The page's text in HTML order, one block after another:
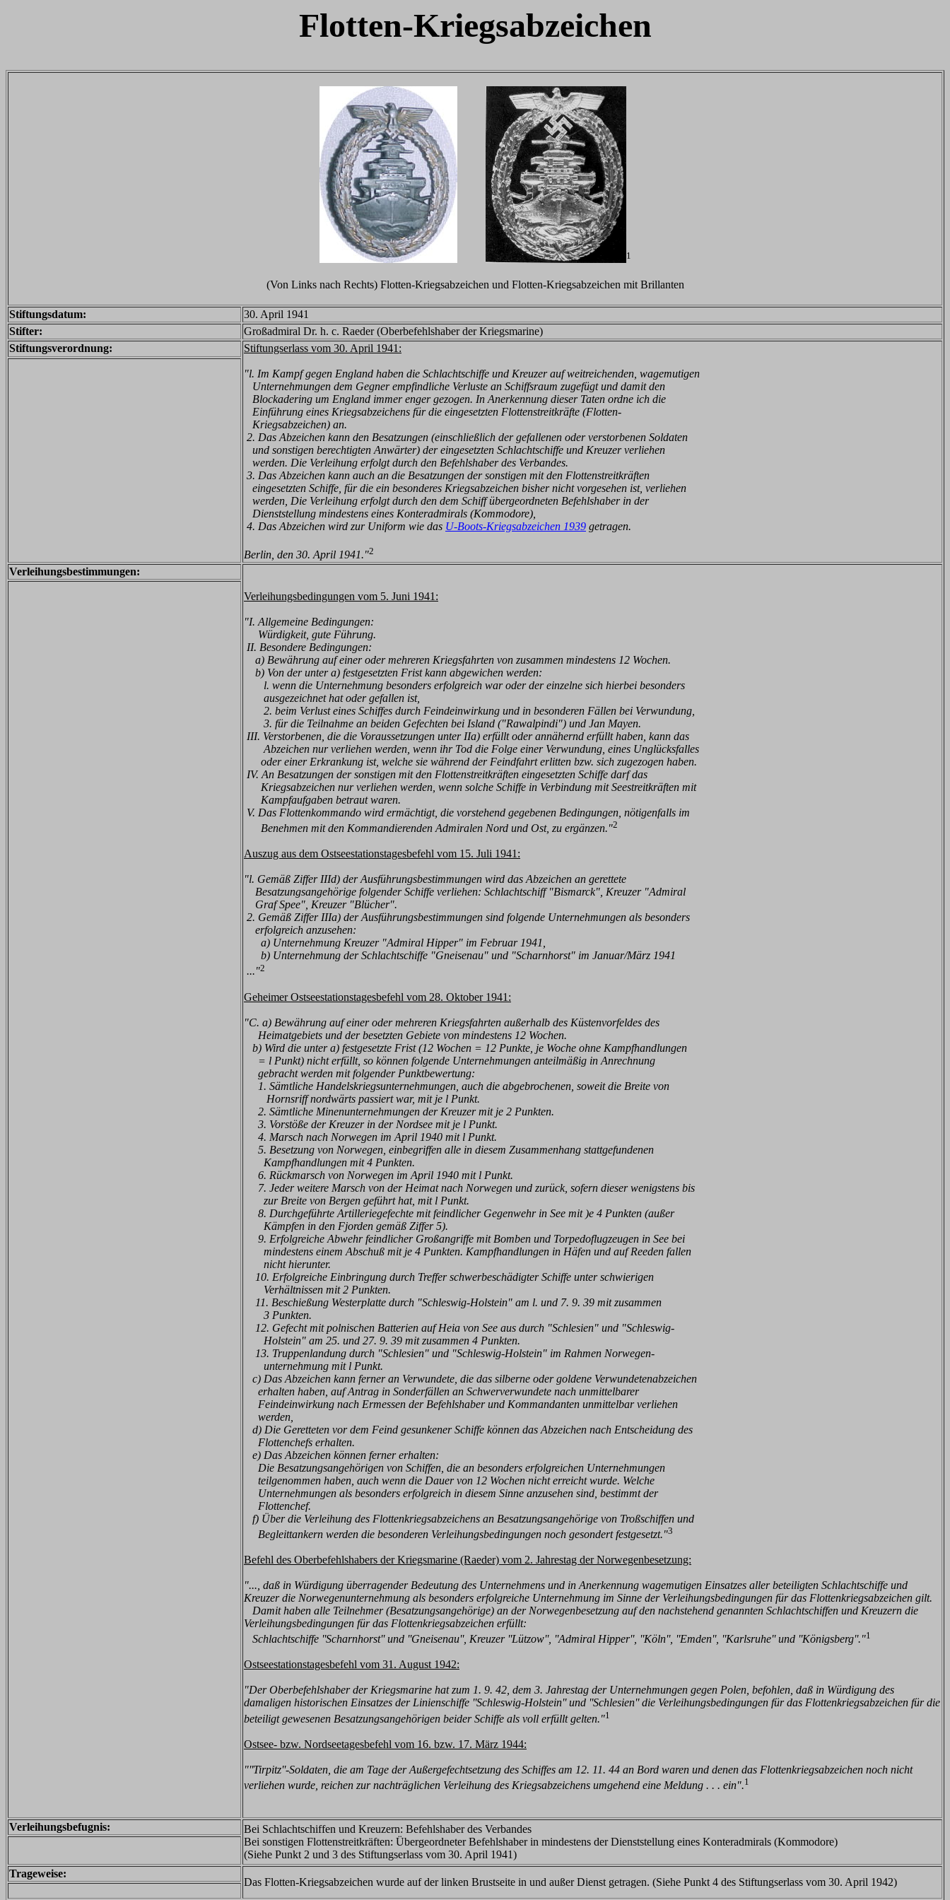
Flotten-Kriegsabzeichen
1
(Von Links nach Rechts) Flotten-Kriegsabzeichen und Flotten-Kriegsabzeichen mit Brillanten
Stiftungsdatum:
30. April 1941
Stifter:
Großadmiral Dr. h. c. Raeder (Oberbefehlshaber der Kriegsmarine)
Stiftungsverordnung:
Stiftungserlass vom 30. April 1941:
"l. Im Kampf gegen England haben die Schlachtschiffe und Kreuzer auf weitreichenden, wagemutigen
Unternehmungen dem Gegner empfindliche Verluste an Schiffsraum zugefügt und damit den
Blockadering um England immer enger gezogen. In Anerkennung dieser Taten ordne ich die
Einführung eines Kriegsabzeichens für die eingesetzten Flottenstreitkräfte (Flotten-
Kriegsabzeichen) an.
2. Das Abzeichen kann den Besatzungen (einschließlich der gefallenen oder verstorbenen Soldaten
und sonstigen berechtigten Anwärter) der eingesetzten Schlachtschiffe und Kreuzer verliehen
werden. Die Verleihung erfolgt durch den Befehlshaber des Verbandes.
3. Das Abzeichen kann auch an die Besatzungen der sonstigen mit den Flottenstreitkräften
eingesetzten Schiffe, für die ein besonderes Kriegsabzeichen bisher nicht vorgesehen ist, verliehen
werden, Die Verleihung erfolgt durch den dem Schiffübergeordneten Befehlshaber in der
Dienststellung mindestens eines Konteradmirals (Kommodore),
4. Das Abzeichen wird zur Uniform wie das U-Boots-Kriegsabzeichen 1939 getragen.
Berlin, den 30. April 1941."2
Verleihungsbestimmungen:
Verleihungsbedingungen vom 5. Juni 1941:
"I. Allgemeine Bedingungen:
Würdigkeit, gute Führung.
II. Besondere Bedingungen:
a) Bewährung auf einer oder mehreren Kriegsfahrten von zusammen mindestens 12 Wochen.
b) Von der unter a) festgesetzten Frist kann abgewichen werden:
l. wenn die Unternehmung besonders erfolgreich war oder der einzelne sich hierbei besonders
ausgezeichnet hat oder gefallen ist,
2. beim Verlust eines Schiffes durch Feindeinwirkung und in besonderen Fällen bei Verwundung,
3. für die Teilnahme an beiden Gefechten bei Island ("Rawalpindi") und Jan Mayen.
III. Verstorbenen, die die Voraussetzungen unter IIa) erfüllt oder annähernd erfüllt haben, kann das
Abzeichen nur verliehen werden, wenn ihr Tod die Folge einer Verwundung, eines Unglücksfalles
oder einer Erkrankung ist, welche sie während der Feindfahrt erlitten bzw. sich zugezogen haben.
IV. An Besatzungen der sonstigen mit den Flottenstreitkräften eingesetzten Schiffe darf das
Kriegsabzeichen nur verliehen werden, wenn solche Schiffe in Verbindung mit Seestreitkräften mit
Kampfaufgaben betraut waren.
V. Das Flottenkommando wird ermächtigt, die vorstehend gegebenen Bedingungen, nötigenfalls im
Benehmen mit den Kommandierenden Admiralen Nord und Ost, zu ergänzen."2
Auszug aus dem Ostseestationstagesbefehl vom 15. Juli 1941:
"l. Gemäß Ziffer IIId) der Ausführungsbestimmungen wird das Abzeichen an gerettete
Besatzungsangehörige folgender Schiffe verliehen: Schlachtschiff "Bismarck", Kreuzer "Admiral
Graf Spee", Kreuzer "Blücher".
2. Gemäß Ziffer IIIa) der Ausführungsbestimmungen sind folgende Unternehmungen als besonders
erfolgreich anzusehen:
a) Unternehmung Kreuzer "Admiral Hipper" im Februar 1941,
b) Unternehmung der Schlachtschiffe "Gneisenau" und "Scharnhorst" im Januar/März 1941
..."2
Geheimer Ostseestationstagesbefehl vom 28. Oktober 1941:
"C. a) Bewährung auf einer oder mehreren Kriegsfahrten außerhalb des Küstenvorfeldes des
Heimatgebiets und der besetzten Gebiete von mindestens 12 Wochen.
b) Wird die unter a) festgesetzte Frist (12 Wochen = 12 Punkte, je Woche ohne Kampfhandlungen
= l Punkt) nicht erfüllt, so können folgende Unternehmungen anteilmäßig in Anrechnung
gebracht werden mit folgender Punktbewertung:
1. Sämtliche Handelskriegsunternehmungen, auch die abgebrochenen, soweit die Breite von
Hornsriff nordwärts passiert war, mit je l Punkt.
2. Sämtliche Minenunternehmungen der Kreuzer mit je 2 Punkten.
3. Vorstöße der Kreuzer in der Nordsee mit je l Punkt.
4. Marsch nach Norwegen im April 1940 mit l Punkt.
5. Besetzung von Norwegen, einbegriffen alle in diesem Zusammenhang stattgefundenen
Kampfhandlungen mit 4 Punkten.
6. Rückmarsch von Norwegen im April 1940 mit l Punkt.
7. Jeder weitere Marsch von der Heimat nach Norwegen und zurück, sofern dieser wenigstens bis
zur Breite von Bergen geführt hat, mit l Punkt.
8. Durchgeführte Artilleriegefechte mit feindlicher Gegenwehr in See mit )e 4 Punkten (außer
Kämpfen in den Fjorden gemäß Ziffer 5).
9. Erfolgreiche Abwehr feindlicher Großangriffe mit Bomben und Torpedoflugzeugen in See bei
mindestens einem Abschuß mit je 4 Punkten. Kampfhandlungen in Häfen und auf Reeden fallen
nicht hierunter.
10. Erfolgreiche Einbringung durch Treffer schwerbeschädigter Schiffe unter schwierigen
Verhältnissen mit 2 Punkten.
11. Beschießung Westerplatte durch "Schleswig-Holstein" am l. und 7. 9. 39 mit zusammen
3 Punkten.
12. Gefecht mit polnischen Batterien auf Heia von See aus durch "Schlesien" und "Schleswig-
Holstein" am 25. und 27. 9. 39 mit zusammen 4 Punkten.
13. Truppenlandung durch "Schlesien" und "Schleswig-Holstein" im Rahmen Norwegen-
unternehmung mit l Punkt.
c) Das Abzeichen kann ferner an Verwundete, die das silberne oder goldene Verwundetenabzeichen
erhalten haben, auf Antrag in Sonderfällen an Schwerverwundete nach unmittelbarer
Feindeinwirkung nach Ermessen der Befehlshaber und Kommandanten unmittelbar verliehen
werden,
d) Die Geretteten vor dem Feind gesunkener Schiffe können das Abzeichen nach Entscheidung des
Flottenchefs erhalten.
e) Das Abzeichen können ferner erhalten:
Die Besatzungsangehörigen von Schiffen, die an besonders erfolgreichen Unternehmungen
teilgenommen haben, auch wenn die Dauer von 12 Wochen nicht erreicht wurde. Welche
Unternehmungen als besonders erfolgreich in diesem Sinne anzusehen sind, bestimmt der
Flottenchef.
f) Über die Verleihung des Flottenkriegsabzeichens an Besatzungsangehörige von Troßschiffen und
Begleittankern werden die besonderen Verleihungsbedingungen noch gesondert festgesetzt."3
Befehl des Oberbefehlshabers der Kriegsmarine (Raeder) vom 2. Jahrestag der Norwegenbesetzung:
"..., daß in Würdigung überragender Bedeutung des Unternehmens und in Anerkennung wagemutigen Einsatzes aller beteiligten Schlachtschiffe und
Kreuzer die Norwegenunternehmung als besonders erfolgreiche Unternehmung im Sinne der Verleihungsbedingungen für das Flottenkriegsabzeichen gilt.
Damit haben alle Teilnehmer (Besatzungsangehörige) an der Norwegenbesetzung auf den nachstehend genannten Schlachtschiffen und Kreuzern die
Verleihungsbedingungen für das Flottenkriegsabzeichen erfüllt:
Schlachtschiffe ''Scharnhorst'' und ''Gneisenau'', Kreuzer ''Lützow'', ''Admiral Hipper'', ''Köln'', ''Emden'', ''Karlsruhe'' und ''Königsberg''."1
Ostseestationstagesbefehl vom 31. August 1942:
"Der Oberbefehlshaber der Kriegsmarine hat zum 1. 9. 42, dem 3. Jahrestag der Unternehmungen gegen Polen, befohlen, daß in Würdigung des
damaligen historischen Einsatzes der Linienschiffe ''Schleswig-Holstein'' und ''Schlesien'' die Verleihungsbedingungen für das Flottenkriegsabzeichen für die
beteiligt gewesenen Besatzungsangehörigen beider Schiffe als voll erfüllt gelten."1
Ostsee- bzw. Nordseetagesbefehl vom 16. bzw. 17. März 1944:
"''Tirpitz''-Soldaten, die am Tage der Außergefechtsetzung des Schiffes am 12. 11. 44 an Bord waren und denen das Flottenkriegsabzeichen noch nicht
verliehen wurde, reichen zur nachträglichen Verleihung des Kriegsabzeichens umgehend eine Meldung . . . ein".1
Verleihungsbefugnis:
Bei Schlachtschiffen und Kreuzern: Befehlshaber des Verbandes
Bei sonstigen Flottenstreitkräften: Übergeordneter Befehlshaber in mindestens der Dienststellung eines Konteradmirals (Kommodore)
(Siehe Punkt 2 und 3 des Stiftungserlass vom 30. April 1941)
Trageweise:
Das Flotten-Kriegsabzeichen wurde auf der linken Brustseite in und außer Dienst getragen. (Siehe Punkt 4 des Stiftungserlass vom 30. April 1942)